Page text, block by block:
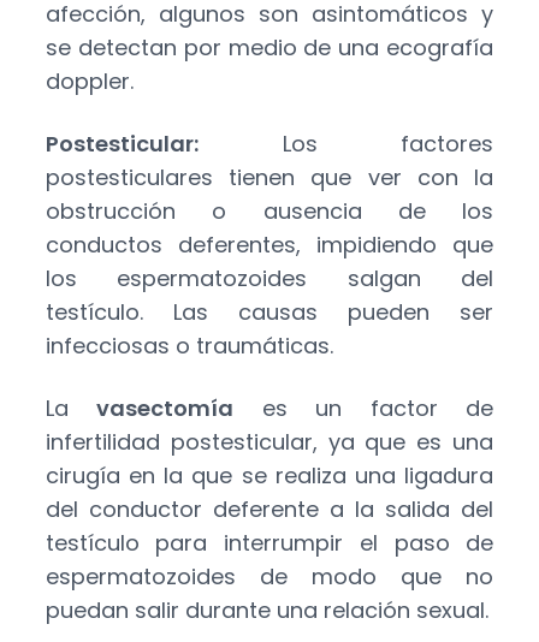
afección, algunos son asintomáticos y
se detectan por medio de una ecografía
doppler.
Postesticular:Los factores
postesticulares tienen que ver con la
obstrucción o ausencia de los
conductos deferentes, impidiendo que
los espermatozoides salgan del
testículo. Las causas pueden ser
infecciosas o traumáticas.
Lavasectomía es un factor de
infertilidad postesticular, ya que es una
cirugía en la que se realiza una ligadura
del conductor deferente a la salida del
testículo para interrumpir el paso de
espermatozoides de modo que no
puedan salir durante una relación sexual.